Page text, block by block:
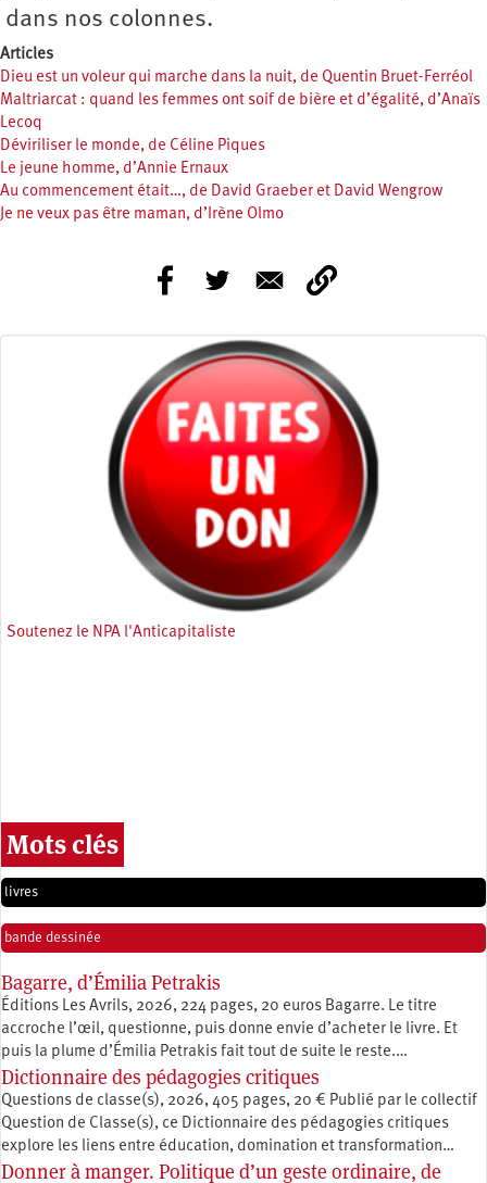
dans nos colonnes.
Articles
Dieu est un voleur qui marche dans la nuit, de Quentin Bruet-Ferréol
Maltriarcat : quand les femmes ont soif de bière et d’égalité, d’Anaïs
Lecoq
Déviriliser le monde, de Céline Piques
Le jeune homme, d’Annie Ernaux
Au commencement était…, de David Graeber et David Wengrow
Je ne veux pas être maman, d’Irène Olmo
Soutenez le NPA l'Anticapitaliste
Mots clés
livres
bande dessinée
Bagarre, d’Émilia Petrakis
Éditions Les Avrils, 2026, 224 pages, 20 euros Bagarre. Le titre
accroche l’œil, questionne, puis donne envie d’acheter le livre. Et
puis la plume d’Émilia Petrakis fait tout de suite le reste.…
Dictionnaire des pédagogies critiques
Questions de classe(s), 2026, 405 pages, 20 € Publié par le collectif
Question de Classe(s), ce Dictionnaire des pédagogies critiques
explore les liens entre éducation, ­domination et transformation…
Donner à manger. Politique d’un geste ordinaire, de